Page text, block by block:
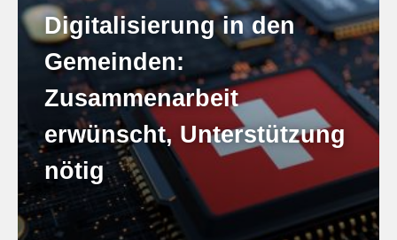
Digitalisierung in den
Gemeinden:
Zusammenarbeit
erwünscht, Unterstützung
nötig